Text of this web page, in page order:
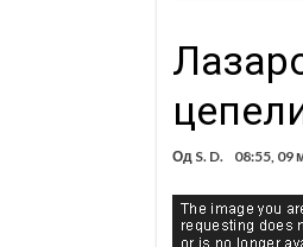
Од S. D. 08:55, 09